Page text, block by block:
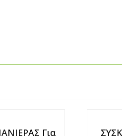
Για